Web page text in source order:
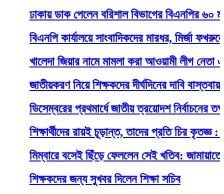
ঢাকায় ডাক পেলেন বরিশাল বিভাগের বিএনপির ৬০
বিএনপি কার্যালয়ে সাংবাদিকদের মারধর, মির্জা ফখরুলের
খালেদা জিয়ার নামে মামলা করা আওয়ামী লীগ নেতা এখন
জাতীয়করণ নিয়ে শিক্ষকদের দীর্ঘদিনের দাবি বাস্তবায়ন
ডিসেম্বরের প্রথমার্ধে জাতীয় ত্রয়োদশ নির্বাচনের তপশিল
শিক্ষার্থীদের রায়ই চূড়ান্ত, তাদের প্রতি চির কৃতজ্ঞ : এষা
মিম্বারে বসেই ছিঁড়ে ফেললেন সেই খতিব: জামায়াতের
শিক্ষকদের জন্য সুখবর দিলেন শিক্ষা সচিব